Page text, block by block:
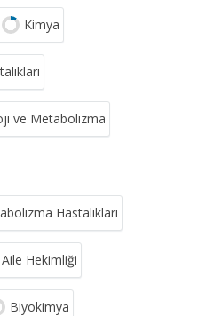
Kimya
ve Metabolizma
Hastalıkları
Aile Hekimliği
Biyokimya